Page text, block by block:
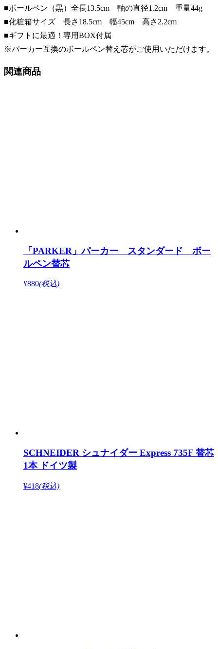
■ボールペン（黒）全長13.5cm 軸の直径1.2cm 重量44g
■化粧箱サイズ 長さ18.5cm 幅45cm 高さ2.2cm
■ギフトに最適！専用BOX付属
※パーカー互換のボールペン替え芯がご使用いただけます。
関連商品
「PARKER」パーカー スタンダード ボー
ルペン替芯
¥880(税込)
SCHNEIDER シュナイダー Express 735F 替芯
1本 ドイツ製
¥418(税込)